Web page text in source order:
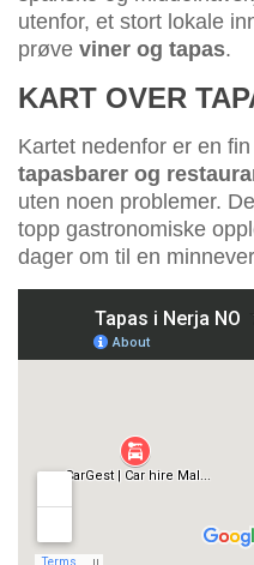
utenfor, et stort lokale
prøve viner og tapas.
KART OVER
Kartet nedenfor er en
tapasbarer og
uten noen problemer.
topp gastronomiske
dager om til en